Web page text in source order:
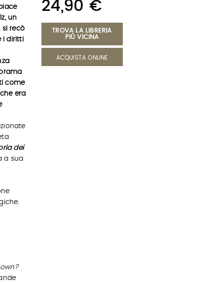
un
si recò
i diritti
come
era
dei
a sua
24,90 €
TROVA LA LIBRERIA
PIÙ VICINA
ACQUISTA ONLINE